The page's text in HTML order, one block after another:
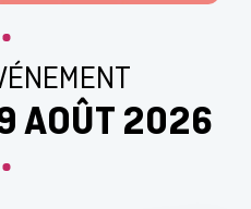
AOÛT 2026